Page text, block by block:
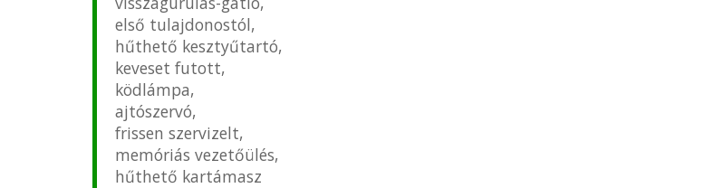
első tulajdonostól,
hűthető kesztyűtartó,
keveset futott,
ködlámpa,
ajtószervó,
frissen szervizelt,
memóriás vezetőülés,
hűthető kartámasz